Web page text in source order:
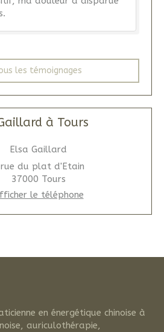
les témoignages
à Tours
Elsa Gaillard
du plat d'Etain
37000 Tours
le téléphone
en énergétique chinoise à
auriculothérapie,